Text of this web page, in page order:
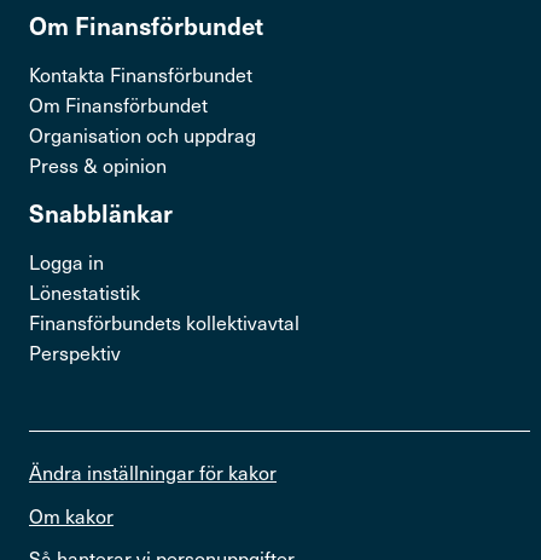
Cookies
förbättra din upplevelse på webbplatsen,
cookies här.
Marknadsföring
Statistik
Om Finans­för­bundet
Kontakta Finansförbundet
Om Finansförbundet
Organisation och uppdrag
Press & opinion
Snabb­länkar
Logga in
Lönestatistik
Finansförbundets kollektivavtal
Perspektiv
Ändra inställningar för kakor
Om kakor